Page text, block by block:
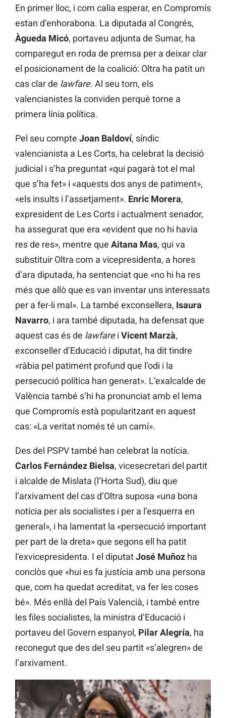
En primer lloc, i com calia esperar, en Compromís
estan d’enhorabona. La diputada al Congrés,
Àgueda Micó, portaveu adjunta de Sumar, ha
comparegut en roda de premsa per a deixar clar
el posicionament de la coalició: Oltra ha patit un
cas clar de lawfare. Al seu torn, els
valencianistes la conviden perquè torne a
primera línia política.
Pel seu compte Joan Baldoví, síndic
valencianista a Les Corts, ha celebrat la decisió
judicial i s’ha preguntat «qui pagarà tot el mal
que s’ha fet» i «aquests dos anys de patiment»,
«els insults i l’assetjament». Enric Morera,
expresident de Les Corts i actualment senador,
ha assegurat que era «evident que no hi havia
res de res», mentre que Aitana Mas, qui va
substituir Oltra com a vicepresidenta, a hores
d’ara diputada, ha sentenciat que «no hi ha res
més que allò que es van inventar uns interessats
per a fer-li mal». La també exconsellera, Isaura
Navarro, i ara també diputada, ha defensat que
aquest cas és de lawfarei Vicent Marzà,
exconseller d’Educació i diputat, ha dit tindre
«ràbia pel patiment profund que l’odi i la
persecució política han generat». L’exalcalde de
València també s’hi ha pronunciat amb el lema
que Compromís està popularitzant en aquest
cas: «La veritat només té un camí».
Des del PSPV també han celebrat la notícia.
Carlos Fernández Bielsa, vicesecretari del partit
i alcalde de Mislata (l’Horta Sud), diu que
l’arxivament del cas d’Oltra suposa «una bona
notícia per als socialistes i per a l’esquerra en
general», i ha lamentat la «persecució important
per part de la dreta» que segons ell ha patit
l’exvicepresidenta. I el diputatJosé Muñoz ha
conclòs que «hui es fa justícia amb una persona
que, com ha quedat acreditat, va fer les coses
bé». Més enllà del País Valencià, i també entre
les files socialistes, la ministra d’Educació i
portaveu del Govern espanyol, Pilar Alegría, ha
reconegut que des del seu partit «s’alegren» de
l’arxivament.